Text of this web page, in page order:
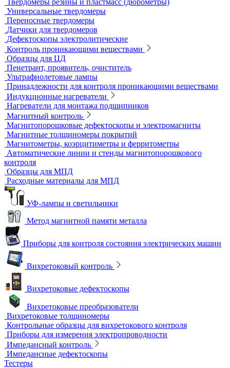
Динамические твердомеры
Стационарные твердомеры
Комбинированные твердомеры
Комплектующие к твердомерам
Меры твердости
Микротвердомеры
Нанотвердомеры
Портативные твердомеры
Твердомеры резины и пластмасс (дюрометры)
Универсальные твердомеры
Переносные твердомеры
Датчики для твердомеров
Дефектоскопы электролитические
Контроль проникающими веществами
Образцы для ЦД
Пенетрант, проявитель, очиститель
Ультрафиолетовые лампы
Принадлежности для контроля проникающими веществами
Индукционные нагреватели
Нагреватели для монтажа подшипников
Магнитный контроль
Магнитопорошковые дефектоскопы и электромагниты
Магнитные толщиномеры покрытий
Магнитометры, коэрцитиметры и ферритометры
Автоматические линии и стенды магнитопорошкового
контроля
Образцы для МПД
Расходные материалы для МПД
УФ-лампы и светильники
Метод магнитной памяти металла
Приборы для контроля состояния электрических машин